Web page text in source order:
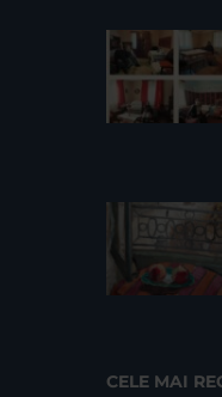
CELE MAI